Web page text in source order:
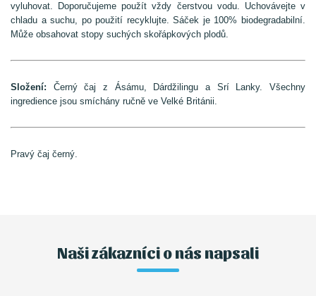
vyluhovat. Doporučujeme použít vždy čerstvou vodu. Uchovávejte v
chladu a suchu, po použití recyklujte. Sáček je 100% biodegradabilní.
Může obsahovat stopy suchých skořápkových plodů.
Složení: Černý čaj z Ásámu, Dárdžilingu a Srí Lanky. Všechny
ingredience jsou smíchány ručně ve Velké Británii.
Pravý čaj černý.
Naši zákazníci o nás napsali